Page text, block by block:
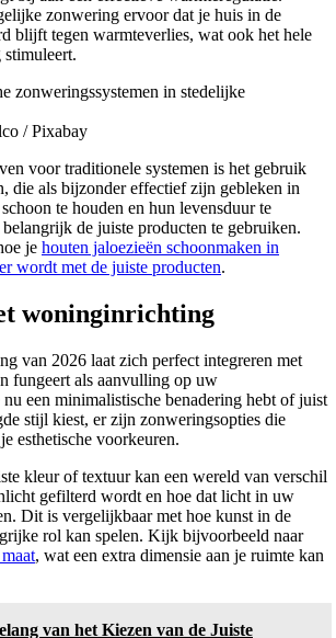
zonwering ervoor dat je huis in de
blijft tegen warmteverlies, wat ook het hele
stimuleert.
/ Pixabay
voor traditionele systemen is het gebruik
die als bijzonder effectief zijn gebleken in
te houden en hun levensduur te
de juiste producten te gebruiken.
je houten jaloezieën schoonmaken in
wordt met de juiste producten.
woninginrichting
van 2026 laat zich perfect integreren met
fungeert als aanvulling op uw
een minimalistische benadering hebt of juist
stijl kiest, er zijn zonweringsopties die
esthetische voorkeuren.
kleur of textuur kan een wereld van verschil
gefilterd wordt en hoe dat licht in uw
Dit is vergelijkbaar met hoe kunst in de
rol kan spelen. Kijk bijvoorbeeld naar
, wat een extra dimensie aan je ruimte kan
van het Kiezen van de Juiste